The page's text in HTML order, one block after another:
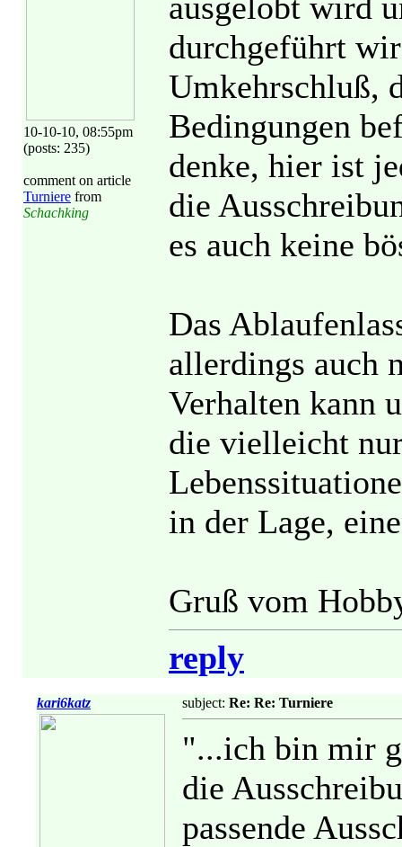
10-10-10, 08:55pm
(posts: 235)
comment on article
Turniere from
Schachking
durchgeführt
Umkehrschluß,
Bedingungen
denke, hier ist
die
es auch keine
Das
allerdings auch
Verhalten kann
die vielleicht
in der Lage,
Gruß vom
reply
kari6katz subject: Re: Re: Turniere
"...ich bin mir
die
passende